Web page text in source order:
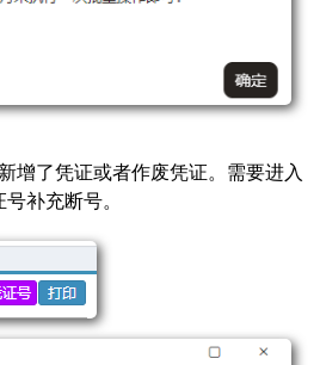
增了凭证或者作废凭证。需要进入
补充断号。